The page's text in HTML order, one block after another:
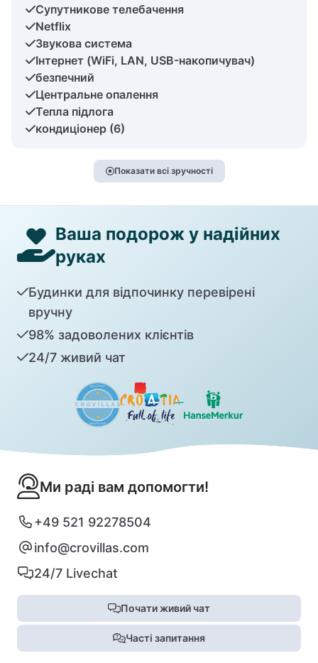
Супутникове телебачення
Netflix
Звукова система
Інтернет (WiFi, LAN, USB-накопичувач)
безпечний
Центральне опалення
Тепла підлога
кондиціонер (6)
Показати всі зручності
Ваша подорож у надійних
руках
Будинки для відпочинку перевірені
вручну
98% задоволених клієнтів
24/7 живий чат
Ми раді вам допомогти!
+49 521 92278504
info@crovillas.com
24/7 Livechat
Почати живий чат
Часті запитання